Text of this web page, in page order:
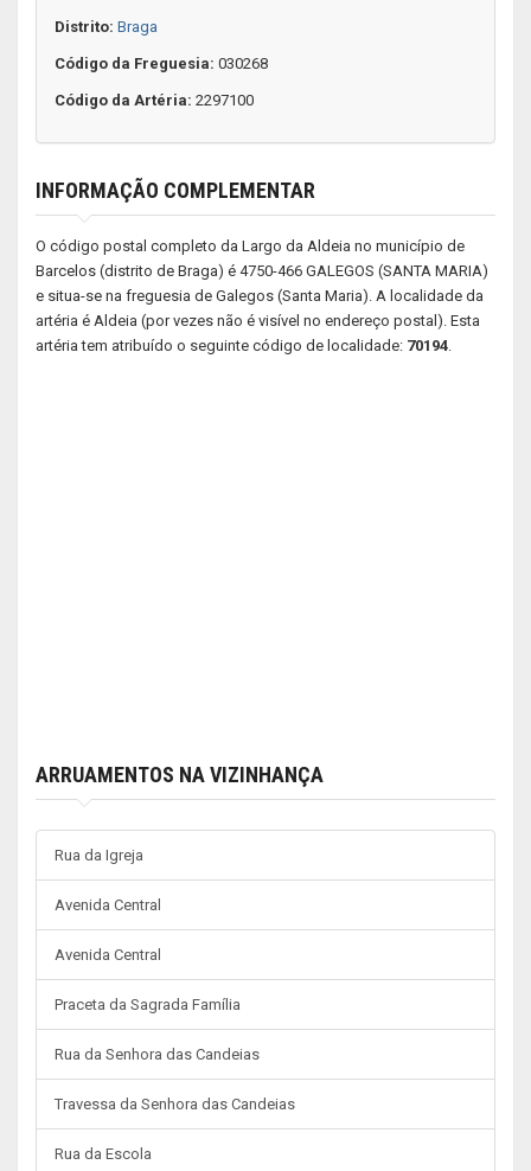
Distrito: Braga
Código da Freguesia: 030268
Código da Artéria: 2297100
INFORMAÇÃO COMPLEMENTAR
O código postal completo da Largo da Aldeia no município de
Barcelos (distrito de Braga) é 4750-466 GALEGOS (SANTA MARIA)
e situa-se na freguesia de Galegos (Santa Maria). A localidade da
artéria é Aldeia (por vezes não é visível no endereço postal). Esta
artéria tem atribuído o seguinte código de localidade: 70194.
ARRUAMENTOS NA VIZINHANÇA
Rua da Igreja
Avenida Central
Avenida Central
Praceta da Sagrada Família
Rua da Senhora das Candeias
Travessa da Senhora das Candeias
Rua da Escola